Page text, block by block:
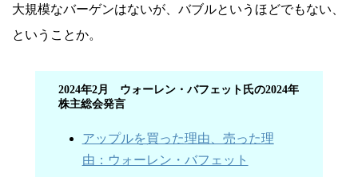
大規模なバーゲンはないが、バブルというほどでもない、
ということか。
2024年2月 ウォーレン・バフェット氏の2024年
株主総会発言
アップルを買った理由、売った理
由：ウォーレン・バフェット